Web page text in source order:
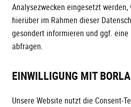
Analysezwecken eingesetzt werden,
hierüber im Rahmen dieser
gesondert informieren und ggf. eine
abfragen.
EINWILLIGUNG MIT
Unsere Website nutzt die Consent-